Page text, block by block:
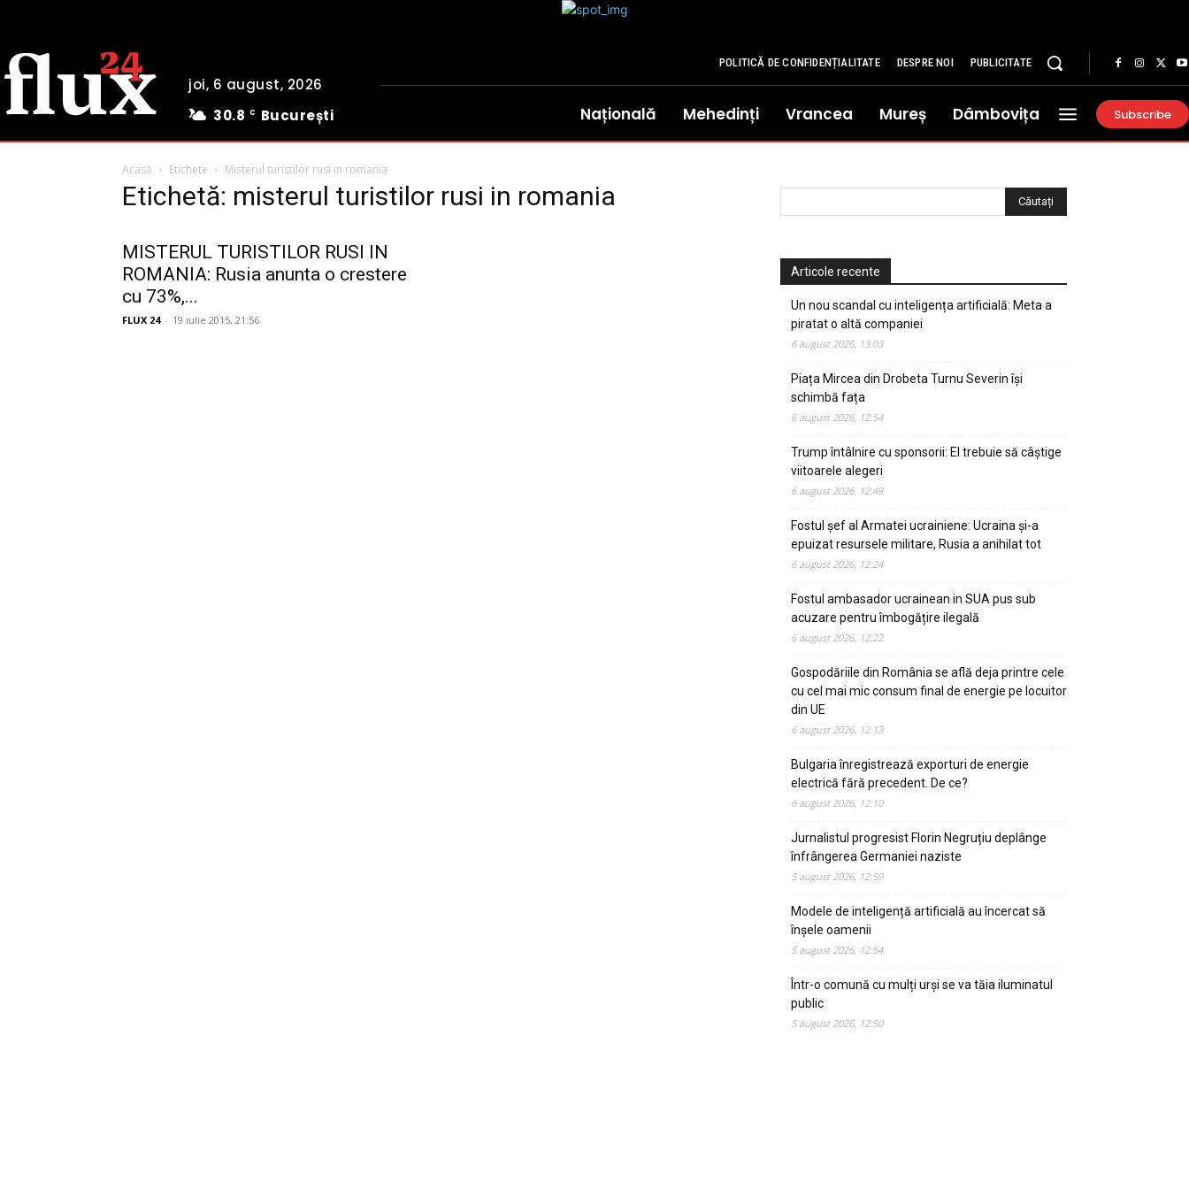
joi, 6 august, 2026
30.8 C București
POLITICĂ DE CONFIDENȚIALITATE DESPRE NOI PUBLICITATE
Națională Mehedinți Vrancea Mureș Dâmbovița Subscribe
Acasă Etichete Misterul turistilor rusi in romania
Etichetă: misterul turistilor rusi in romania
MISTERUL TURISTILOR RUSI IN
ROMANIA: Rusia anunta o crestere
cu 73%,...
FLUX 24 - 19 iulie 2015, 21:56
Articole recente
Un nou scandal cu inteligența artificială: Meta a
piratat o altă companiei
6 august 2026, 13:03
Piața Mircea din Drobeta Turnu Severin își
schimbă fața
6 august 2026, 12:54
Trump întâlnire cu sponsorii: El trebuie să câștige
viitoarele alegeri
6 august 2026, 12:49
Fostul șef al Armatei ucrainiene: Ucraina și-a
epuizat resursele militare, Rusia a anihilat tot
6 august 2026, 12:24
Fostul ambasador ucrainean in SUA pus sub
acuzare pentru îmbogățire ilegală
6 august 2026, 12:22
Gospodăriile din România se află deja printre cele
cu cel mai mic consum final de energie pe locuitor
din UE
6 august 2026, 12:13
Bulgaria înregistrează exporturi de energie
electrică fără precedent. De ce?
6 august 2026, 12:10
Jurnalistul progresist Florin Negruțiu deplânge
înfrângerea Germaniei naziste
5 august 2026, 12:59
Modele de inteligență artificială au încercat să
înșele oamenii
5 august 2026, 12:54
Într-o comună cu mulți urși se va tăia iluminatul
public
5 august 2026, 12:50